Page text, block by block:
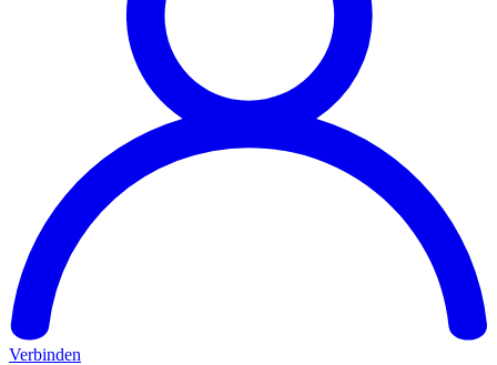
Verbinden